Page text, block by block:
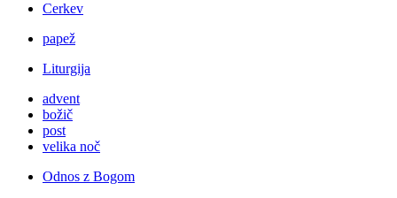
Cerkev
papež
Liturgija
advent
božič
post
velika noč
Odnos z Bogom